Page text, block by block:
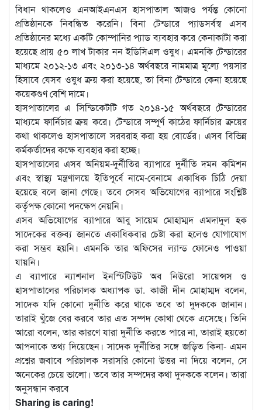
বিধান থাকলেও এনআইএনএস হাসপাতাল আজও পর্যন্ত কোনো
প্রতিষ্ঠানকে নিবন্ধিত করেনি। বিনা টেন্ডারে প্যাডসর্বস্ব এসব
প্রতিষ্ঠানের মধ্যে একটি কোম্পানির প্যাড ব্যবহার করে কেনাকাটা করা
হয়েছে প্রায় ৫০ লাখ টাকার নন ইডিসিএল ওষুধ। এমনকি টেন্ডারের
মাধ্যমে ২০১২-১৩ এবং ২০১৩-১৪ অর্থবছরে নামমাত্র মূল্যে পয়সার
হিসাবে যেসব ওষুধ ক্রয় করা হয়েছে, তা বিনা টেন্ডারে কেনা হয়েছে
কয়েকগুণ বেশি দামে।
হাসপাতালের এ সিন্ডিকেটটি গত ২০১৪-১৫ অর্থবছরে টেন্ডারের
মাধ্যমে ফার্নিচার ক্রয় করে। টেন্ডারে সম্পূর্ণ কাঠের ফার্নিচার ক্রয়ের
কথা থাকলেও হাসপাতালে সরবরাহ করা হয় বোর্ডের। এসব বিভিন্ন
কর্মকর্তাদের কক্ষে ব্যবহার করা হচ্ছে।
হাসপাতালের এসব অনিয়ম-দুর্নীতির ব্যাপারে দুর্নীতি দমন কমিশন
এবং স্বাস্থ্য মন্ত্রণালয়ে ইতিপূর্বে নামে-বেনামে একাধিক চিঠি দেয়া
হয়েছে বলে জানা গেছে। তবে সেসব অভিযোগের ব্যাপারে সংশ্লিষ্ট
কর্তৃপক্ষ কোনো পদক্ষেপ নেয়নি।
এসব অভিযোগের ব্যাপারে আবু সায়েম মোহাম্মদ এমদাদুল হক
সাদেকের বক্তব্য জানতে একাধিকবার চেষ্টা করা হলেও যোগাযোগ
করা সম্ভব হয়নি। এমনকি তার অফিসের ল্যান্ড ফোনেও পাওয়া
যায়নি।
এ ব্যাপারে ন্যাশনাল ইনস্টিটিউট অব নিউরো সায়েন্সস ও
হাসপাতালের পরিচালক অধ্যাপক ডা. কাজী দীন মোহাম্মদ বলেন,
সাদেক যদি কোনো দুর্নীতি করে থাকে তবে তা দুদককে জানান।
তারাই খুঁজে বের করবে তার এত সম্পদ কোথা থেকে এসেছে। তিনি
আরো বলেন, তার কারণে যারা দুর্নীতি করতে পারে না, তারাই হয়তো
আপনাকে তথ্য দিয়েছেন। সাদেক দুর্নীতির সঙ্গে জড়িত কিনা- এমন
প্রশ্নের জবাবে পরিচালক সরাসরি কোনো উত্তর না দিয়ে বলেন, সে
অনেকের চেয়ে ভালো। তবে তার সম্পদের কথা দুদককে বলেন। তারা
অনুসন্ধান করবে
Sharing is caring!